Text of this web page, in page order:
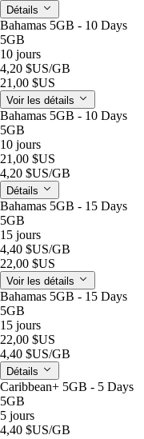
Détails
Bahamas 5GB - 10 Days
5GB
10 jours
4,20 $US/GB
21,00 $US
Voir les détails
Bahamas 5GB - 10 Days
5GB
10 jours
21,00 $US
4,20 $US/GB
Détails
Bahamas 5GB - 15 Days
5GB
15 jours
4,40 $US/GB
22,00 $US
Voir les détails
Bahamas 5GB - 15 Days
5GB
15 jours
22,00 $US
4,40 $US/GB
Détails
Caribbean+ 5GB - 5 Days
5GB
5 jours
4,40 $US/GB